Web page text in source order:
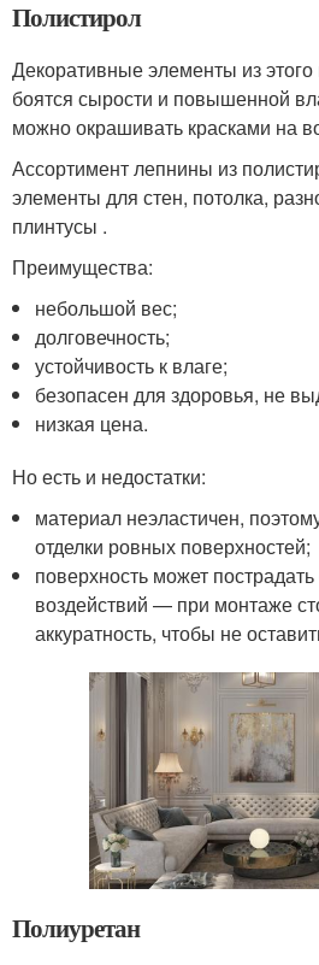
Полистирол
Декоративные элементы из
боятся сырости и повышенной
можно окрашивать красками на
Ассортимент лепнины из
элементы для стен, потолка,
плинтусы .
Преимущества:
небольшой вес;
долговечность;
устойчивость к влаге;
безопасен для здоровья, не
низкая цена.
Но есть и недостатки:
материал неэластичен,
отделки ровных поверхностей;
поверхность может
воздействий — при монтаже
аккуратность, чтобы не
Полиуретан